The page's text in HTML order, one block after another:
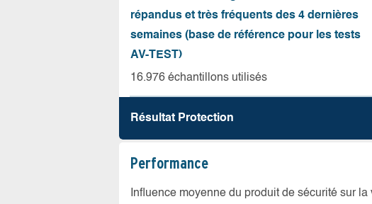
répandus et très fréquents des 4 dernières
semaines (base de référence pour les tests
AV-TEST)
16.976 échantillons utilisés
Résultat Protection
Performance
Influence moyenne du produit de sécurité sur